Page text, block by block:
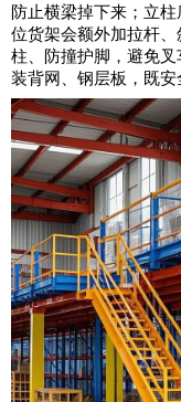
防止横梁掉下来；立
位货架会额外加拉杆
柱、防撞护脚，避免
装背网、钢层板，既安